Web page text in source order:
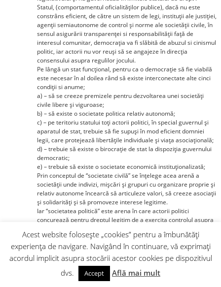
Statul, (comportamentul oficialităţilor publice), dacă nu este
constrâns eficient, de către un sistem de legi, instituţii ale justiţiei,
agenţii semiautonome de control şi norme ale societăţii civile, în
sensul asigurării transparenţei si responsabilităţii faţă de
interesul comunitar, democraţia va fi slăbită de abuzul si cinismul
politic, iar actorii nu vor reuşi să se angajeze în direcţia
consensului asupra regulilor jocului.
Pe lângă un stat funcţional, pentru ca o democraţie să fie viabilă
este necesar în al doilea rând să existe interconectate alte cinci
condiţii si anume;
a) – să se creeze premizele pentru dezvoltarea unei societăţi
civile libere şi viguroase;
b) – să existe o societate politica relativ autonomă;
c) – pe teritoriu statului toţi actorii politici, în special guvernul şi
aparatul de stat, trebuie să fie supuşi în mod eficient domniei
legii, care protejează libertăţile individuale şi viaţa asociaţională;
d) – trebuie să existe o birocraţie de stat la dispoziţia guvernului
democratic;
e) – trebuie să existe o societate economică instituţionalizată;
Prin conceptul de “societate civilă” se înţelege acea arenă a
societăţii unde indivizi, mişcări şi grupuri cu organizare proprie şi
relativ autonome încearcă să articuleze valori, să creeze asociaţii
şi solidarităţi şi să promoveze interese legitime.
Iar “societatea politică” este arena în care actorii politici
concurează pentru dreptul legitim de a exercita controlul asupra
Prin ea însăşi, societatea civilă poate distruge un regim
nedemocratic dictatorial sau autoritar, dar consolidarea
democratică implică şi existenţa societăţii politice.
Este foarte important şi trebuie subliniat că nu numai diferenţa
dintre societatea civilă şi cea politică trebuie reliefată ci şi
complemntaritatea lor care din cauza unor interese meschine şi
Acest website folosește „cookies” pentru a îmbunătăți
experiența de navigare. Navigând în continuare, vă exprimați
acordul implicit asupra stocării acestor cookies pe dispozitivul
dvs.
Accept Află mai mult